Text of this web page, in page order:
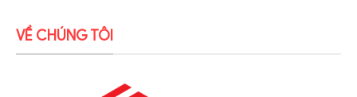
VỀ CHÚNG TÔI